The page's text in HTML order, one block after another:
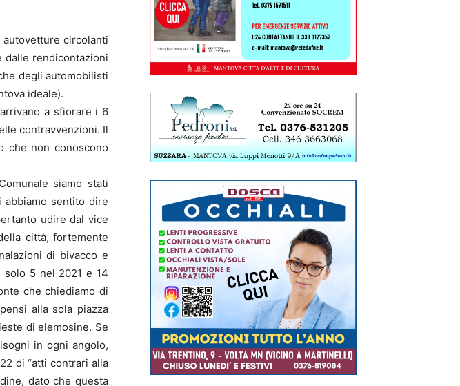
autovetture circolanti
dalle rendicontazioni
degli automobilisti
ideale).
a sfiorare i 6
contravvenzioni. Il
che non conoscono
siamo stati
abbiamo sentito dire
udire dal vice
città, fortemente
di bivacco e
solo 5 nel 2021 e 14
che chiediamo di
alla sola piazza
di elemosine. Se
in ogni angolo,
di “atti contrari alla
dato che questa